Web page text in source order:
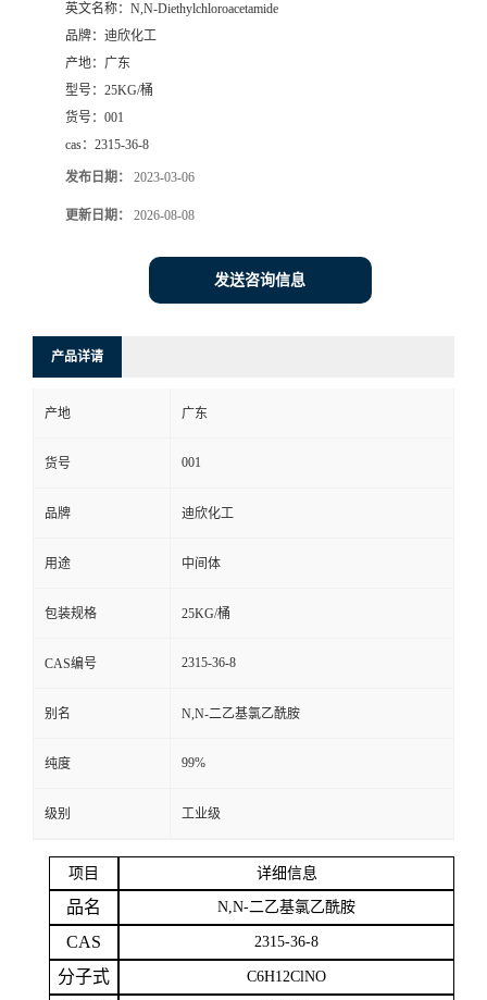
式
在
线
留
言
英文名称： N,N-Diethylchloroacetamide
品牌： 迪欣化工
产地： 广东
型号： 25KG/桶
货号： 001
cas： 2315-36-8
发布日期： 2023-03-06
更新日期： 2026-08-08
发送咨询信息
产品详请
产地 广东
货号 001
品牌 迪欣化工
用途 中间体
包装规格 25KG/桶
CAS编号 2315-36-8
别名 N,N-二乙基氯乙酰胺
纯度 99%
级别 工业级
项目 详细信息
品名 N,N-二乙基氯乙酰胺
CAS 2315-36-8
分子式 C6H12ClNO